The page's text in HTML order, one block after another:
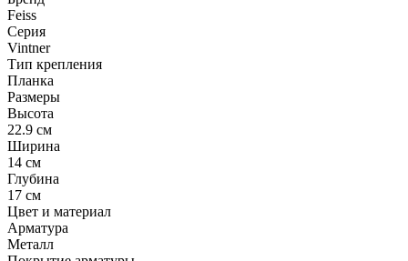
Feiss
Серия
Vintner
Тип крепления
Планка
Размеры
Высота
22.9 см
Ширина
14 см
Глубина
17 см
Цвет и материал
Арматура
Металл